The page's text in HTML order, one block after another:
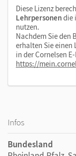
Diese Lizenz
Lehrpersonendie
nutzen.
Nachdem Sie den
erhalten Sie einen
in der Cornelsen
https://
Infos
Bundesland